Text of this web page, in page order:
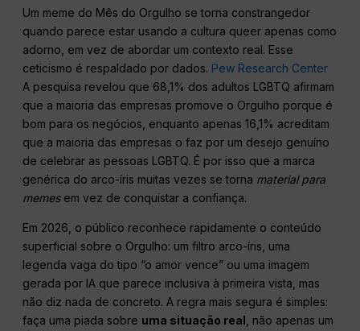
Um meme do Mês do Orgulho se torna constrangedor
quando parece estar usando a cultura queer apenas como
adorno, em vez de abordar um contexto real. Esse
ceticismo é respaldado por dados. Pew Research Center
A pesquisa revelou que 68,1% dos adultos LGBTQ afirmam
que a maioria das empresas promove o Orgulho porque é
bom para os negócios, enquanto apenas 16,1% acreditam
que a maioria das empresas o faz por um desejo genuíno
de celebrar as pessoas LGBTQ. É por isso que a marca
genérica do arco-íris muitas vezes se torna material para
memesem vez de conquistar a confiança.
Em 2026, o público reconhece rapidamente o conteúdo
superficial sobre o Orgulho: um filtro arco-íris, uma
legenda vaga do tipo “o amor vence” ou uma imagem
gerada por IA que parece inclusiva à primeira vista, mas
não diz nada de concreto. A regra mais segura é simples:
faça uma piada sobre uma situação real , não apenas um